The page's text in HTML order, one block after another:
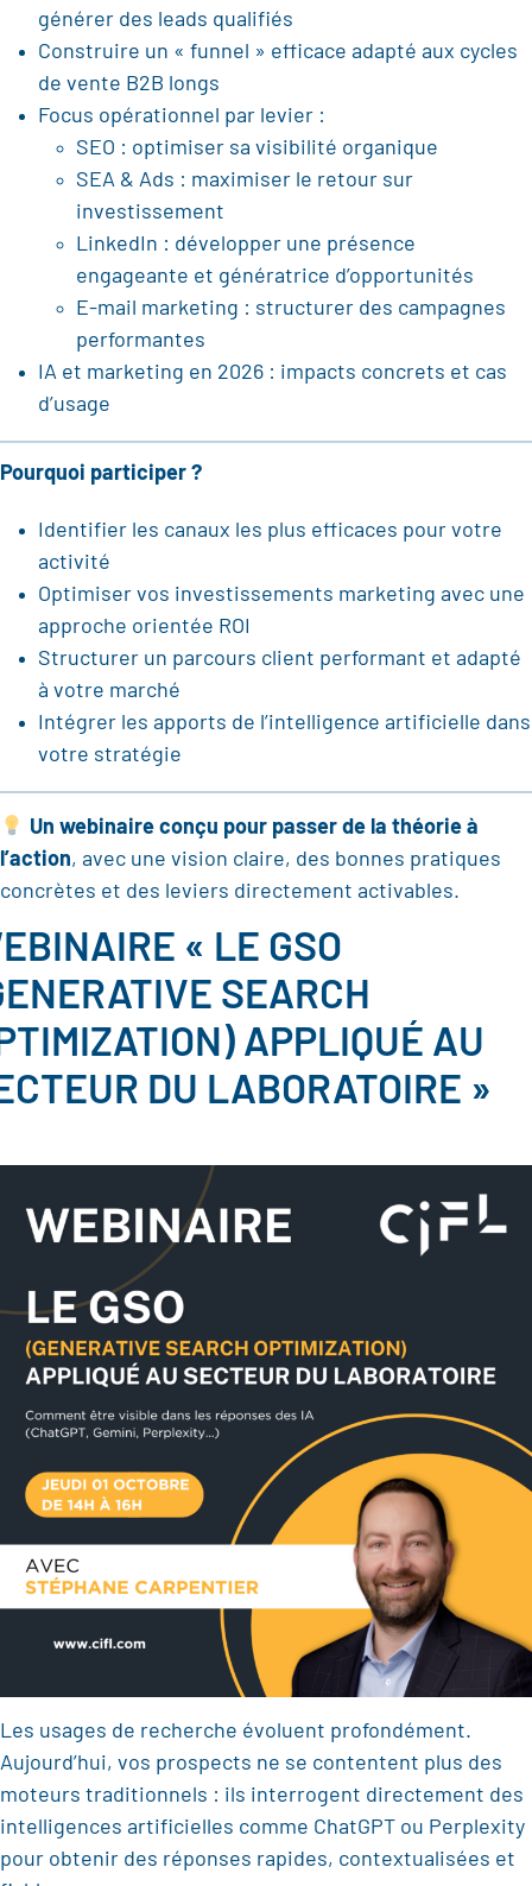
générer des leads qualifiés
Construire un « funnel » efficace adapté aux cycles
de vente B2B longs
Focus opérationnel par levier :
SEO : optimiser sa visibilité organique
SEA & Ads : maximiser le retour sur
investissement
LinkedIn : développer une présence
engageante et génératrice d’opportunités
E-mail marketing : structurer des campagnes
performantes
IA et marketing en 2026 : impacts concrets et cas
d’usage
Pourquoi participer ?
Identifier les canaux les plus efficaces pour votre
activité
Optimiser vos investissements marketing avec une
approche orientée ROI
Structurer un parcours client performant et adapté
à votre marché
Intégrer les apports de l’intelligence artificielle dans
votre stratégie
Un webinaire conçu pour passer de la théorie à
l’action, avec une vision claire, des bonnes pratiques
concrètes et des leviers directement activables.
« LE GSO
SEARCH
APPLIQUÉ AU
DU LABORATOIRE »
Les usages de recherche évoluent profondément.
Aujourd’hui, vos prospects ne se contentent plus des
moteurs traditionnels : ils interrogent directement des
intelligences artificielles comme ChatGPT ou Perplexity
pour obtenir des réponses rapides, contextualisées et